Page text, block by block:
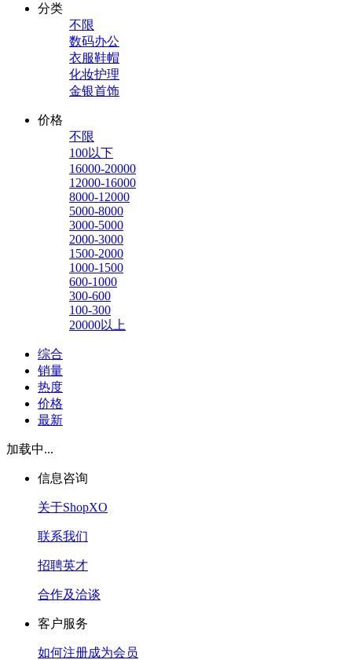
分类
不限
数码办公
衣服鞋帽
化妆护理
金银首饰
价格
不限
100以下
16000-20000
12000-16000
8000-12000
5000-8000
3000-5000
2000-3000
1500-2000
1000-1500
600-1000
300-600
100-300
20000以上
综合
销量
热度
价格
最新
加载中...
信息咨询
关于ShopXO
联系我们
招聘英才
合作及洽谈
客户服务
如何注册成为会员